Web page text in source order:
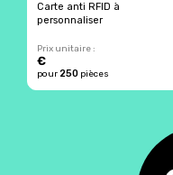
Carte anti RFID à
personnaliser
Prix unitaire :
€
pour250 pièces